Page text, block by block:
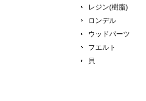
レジン(樹脂)
ロンデル
ウッドパーツ
フエルト
貝